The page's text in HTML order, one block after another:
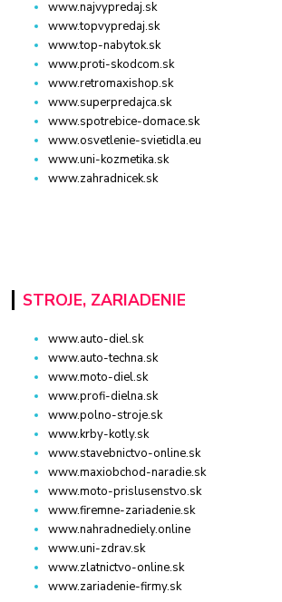
www.najvypredaj.sk
www.topvypredaj.sk
www.top-nabytok.sk
www.proti-skodcom.sk
www.retromaxishop.sk
www.superpredajca.sk
www.spotrebice-domace.sk
www.osvetlenie-svietidla.eu
www.uni-kozmetika.sk
www.zahradnicek.sk
STROJE, ZARIADENIE
www.auto-diel.sk
www.auto-techna.sk
www.moto-diel.sk
www.profi-dielna.sk
www.polno-stroje.sk
www.krby-kotly.sk
www.stavebnictvo-online.sk
www.maxiobchod-naradie.sk
www.moto-prislusenstvo.sk
www.firemne-zariadenie.sk
www.nahradnediely.online
www.uni-zdrav.sk
www.zlatnictvo-online.sk
www.zariadenie-firmy.sk